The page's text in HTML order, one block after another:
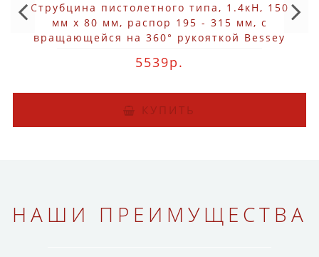
Струбцина пистолетного типа, 1.4кН, 150
мм x 80 мм, распор 195 - 315 мм, с
вращающейся на 360° рукояткой Bessey
5539р.
КУПИТЬ
НАШИ ПРЕИМУЩЕСТВА